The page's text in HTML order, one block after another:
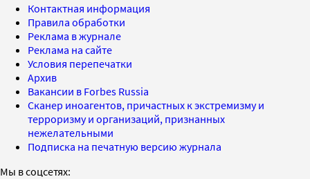
Контактная информация
Правила обработки
Реклама в журнале
Реклама на сайте
Условия перепечатки
Архив
Вакансии в Forbes Russia
Сканер иноагентов, причастных к экстремизму и
терроризму и организаций, признанных
нежелательными
Подписка на печатную версию журнала
Мы в соцсетях: